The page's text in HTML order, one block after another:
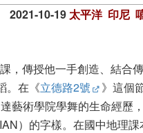
2021-10-19 太平洋 印尼
傳授他一手創造、結合傳
。在《立德路2號
》這個
藝術學院學舞的生命經歷
）的字樣。在國中地理